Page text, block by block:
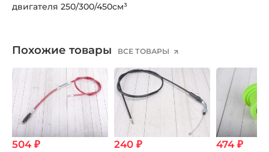
двигателя 250/300/450см³
Похожие товары ВСЕ ТОВАРЫ
504 ₽ 240 ₽ 474 ₽